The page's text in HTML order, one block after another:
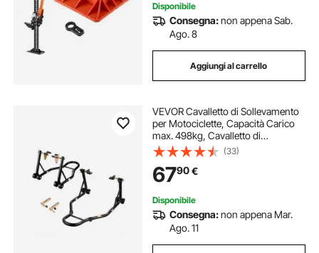
Disponibile
Consegna:non appena Sab.
Ago. 8
Aggiungi al carrello
VEVOR Cavalletto di Sollevamento
per Motociclette, Capacità Carico
max. 498kg, Cavalletto di
Sollevamento Anteriore Posteriore
Combinato, Stand Sollevatore U+L
per Bicicletta, Nero
(33)
6790€
Disponibile
Consegna:non appena Mar.
Ago. 11